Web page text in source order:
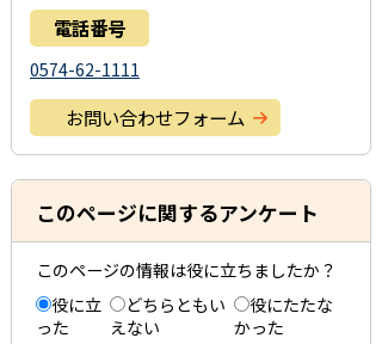
電話番号
0574-62-1111
お問い合わせフォーム
このページに関するアンケート
このページの情報は役に立ちましたか？
役に立
った
どちらともい
えない
役にたたな
かった